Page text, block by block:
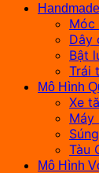
Móc
Dây
Bật
Trái
Mô Hình
Xe
Máy
Tàu
Mô Hình